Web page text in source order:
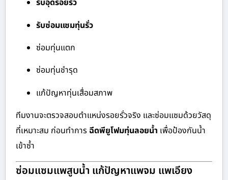
รับอุดรอยรั่ว
รับซ่อมแซมทุ่นรั่ว
ซ่อมทุ่นแตก
ซ่อมทุ่นชำรุด
แก้ปัญหาทุ่นเสื่อมสภาพ
ทีมงานจะตรวจสอบตำแหน่งรอยรั่วจริง และซ่อมแซมด้วยวัสดุ
ที่เหมาะสม ก่อนทำการ ฉีดพียูโฟมทุ่นลอยน้ำ เพื่อป้องกันน้ำ
เข้าซ้ำ
ซ่อมแซมแพสูบน้ำ แก้ปัญหาแพจม แพเอียง